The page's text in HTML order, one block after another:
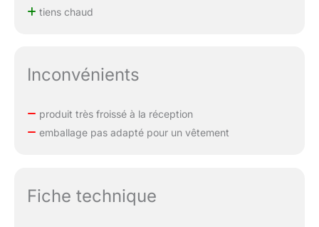
tiens chaud
Inconvénients
produit très froissé à la réception
emballage pas adapté pour un vêtement
Fiche technique